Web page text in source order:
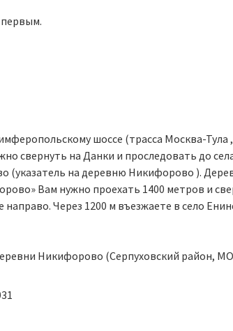
шоссе (трасса Москва-Тула
свернуть на Данки и проследовать до
(указатель на деревню Никифорово ).
Вам нужно проехать 1400 метров и
Через 1200 м въезжаете в село
Никифорово (Серпуховский район,